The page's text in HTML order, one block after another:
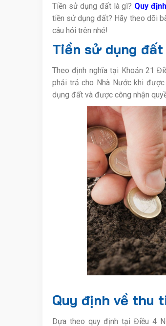
Tiền sử dụng đất là gì? Quy
tiền sử dụng đất? Hãy theo dõi
câu hỏi trên nhé!
Tiền sử dụng
Theo định nghĩa tại Khoản 21
phải trả cho Nhà Nước khi
dụng đất và được công nhận
Quy định về thu
Dựa theo quy định tại Điều 4